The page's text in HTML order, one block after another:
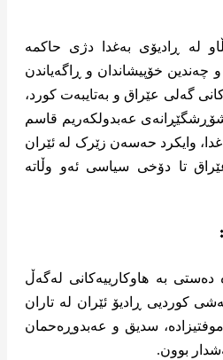
لە ڕادیۆی بەغدا دژی حاکمە
چەندین خۆپیشاندان و ڕاگەیاندن
گەلی عێراق و بەتایبەت کورد،
عەبدولکەریم قاسم
وایکرد حەسەن زێرک لە ئێران
تا دۆخی سیاسی ئەو وڵاتە
لە ساڵی 1337ەوە دەستی بە هاوکارییەکانی لەگەڵ
کوردیی ڕادیۆ ئێران لە تاران
موفتیزادە، سدیق و عەبدوڕەحمان
بوون.